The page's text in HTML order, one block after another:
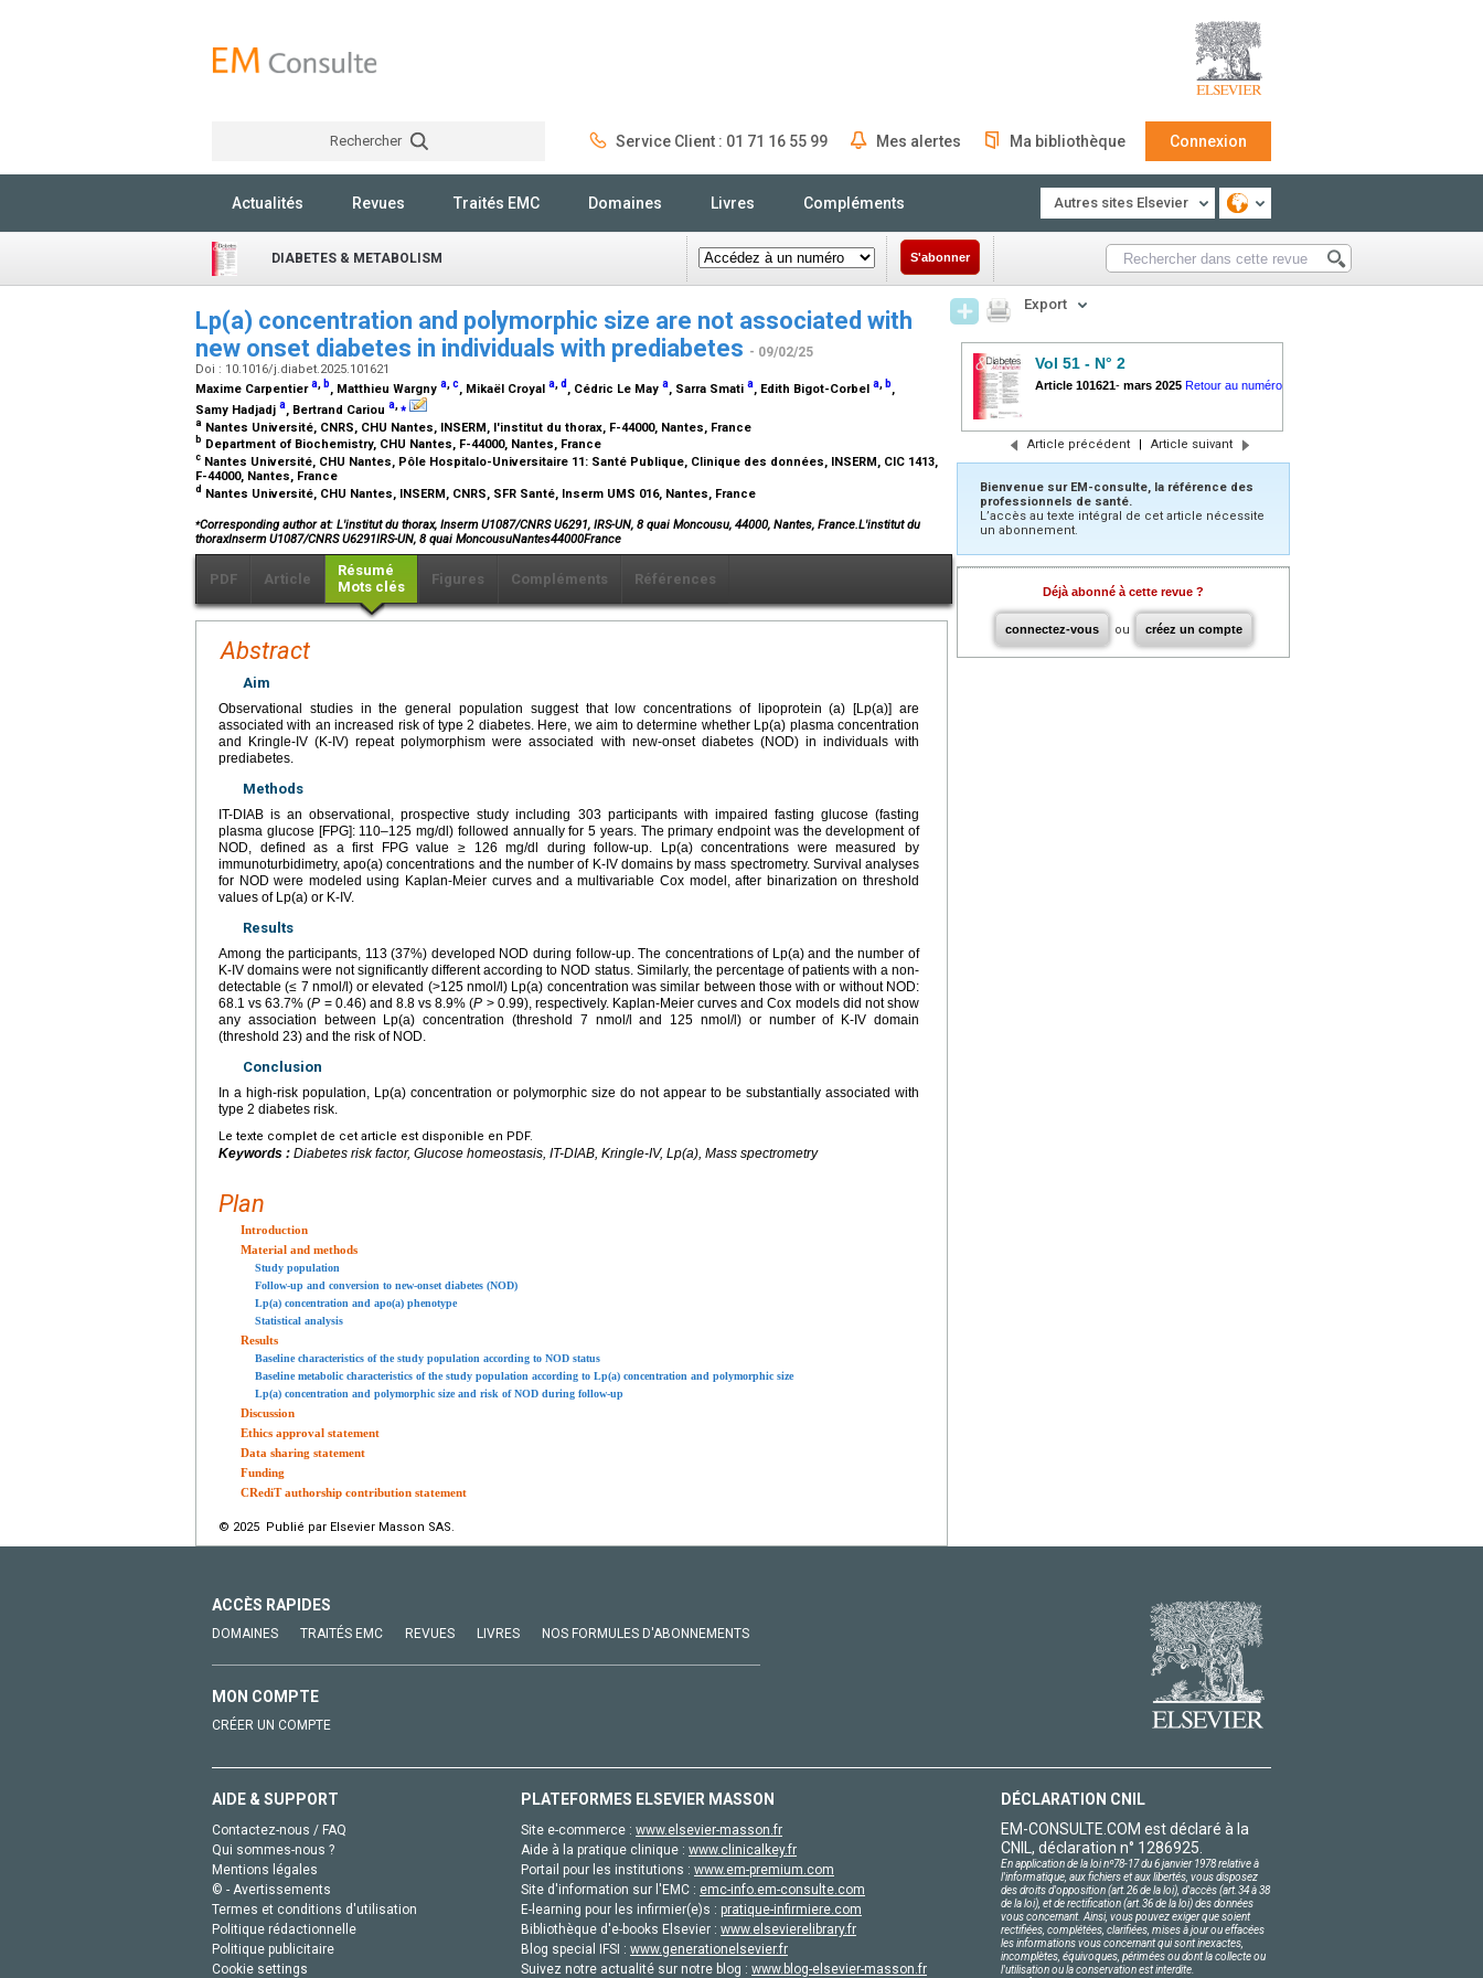
Rechercher Service Client : 01 71 16 55 99 Mes alertes Ma bibliothèque Connexion
Actualités Revues Traités EMC Domaines Livres Compléments Autres sites Elsevier
DIABETES & METABOLISM S'abonner
Lp(a) concentration and polymorphic size are not associated with
new onset diabetes in individuals with prediabetes - 09/02/25
Doi : 10.1016/j.diabet.2025.101621
Maxime Carpentiera b, Matthieu Wargny a c, Mikaël Croyal a d , Cédric Le May a, Sarra Smati a, Edith Bigot-Corbel a b,
Samy Hadjadj a, Bertrand Cariou a ⁎
a Nantes Université, CNRS, CHU Nantes, INSERM, l'institut du thorax, F-44000, Nantes, France
b Department of Biochemistry, CHU Nantes, F-44000, Nantes, France
c Nantes Université, CHU Nantes, Pôle Hospitalo-Universitaire 11: Santé Publique, Clinique des données, INSERM, CIC 1413,
F-44000, Nantes, France
d Nantes Université, CHU Nantes, INSERM, CNRS, SFR Santé, Inserm UMS 016, Nantes, France
⁎Corresponding author at: L'institut du thorax, Inserm U1087/CNRS U6291, IRS-UN, 8 quai Moncousu, 44000, Nantes, France.L'institut du
thoraxInserm U1087/CNRS U6291IRS-UN, 8 quai MoncousuNantes44000France
PDF Article
Résumé
Mots clés
Figures Compléments Références
Abstract
Aim
Observational studies in the general population suggest that low concentrations of lipoprotein (a) [Lp(a)] are
associated with an increased risk of type 2 diabetes. Here, we aim to determine whether Lp(a) plasma concentration
and Kringle-IV (K-IV) repeat polymorphism were associated with new-onset diabetes (NOD) in individuals with
prediabetes.
Methods
IT-DIAB is an observational, prospective study including 303 participants with impaired fasting glucose (fasting
plasma glucose [FPG]: 110–125 mg/dl) followed annually for 5 years. The primary endpoint was the development of
NOD, defined as a first FPG value ≥ 126 mg/dl during follow-up. Lp(a) concentrations were measured by
immunoturbidimetry, apo(a) concentrations and the number of K-IV domains by mass spectrometry. Survival analyses
for NOD were modeled using Kaplan-Meier curves and a multivariable Cox model, after binarization on threshold
values of Lp(a) or K-IV.
Results
Among the participants, 113 (37%) developed NOD during follow-up. The concentrations of Lp(a) and the number of
K-IV domains were not significantly different according to NOD status. Similarly, the percentage of patients with a non-
detectable (≤ 7 nmol/l) or elevated (>125 nmol/l) Lp(a) concentration was similar between those with or without NOD:
68.1 vs 63.7% (P = 0.46) and 8.8 vs 8.9% (P > 0.99), respectively. Kaplan-Meier curves and Cox models did not show
any association between Lp(a) concentration (threshold 7 nmol/l and 125 nmol/l) or number of K-IV domain
(threshold 23) and the risk of NOD.
Conclusion
In a high-risk population, Lp(a) concentration or polymorphic size do not appear to be substantially associated with
type 2 diabetes risk.
Le texte complet de cet article est disponible en PDF.
Keywords : Diabetes risk factor, Glucose homeostasis, IT-DIAB, Kringle-IV, Lp(a), Mass spectrometry
Plan
Introduction
Material and methods
Study population
Follow-up and conversion to new-onset diabetes (NOD)
Lp(a) concentration and apo(a) phenotype
Statistical analysis
Results
Baseline characteristics of the study population according to NOD status
Baseline metabolic characteristics of the study population according to Lp(a) concentration and polymorphic size
Lp(a) concentration and polymorphic size and risk of NOD during follow-up
Discussion
Ethics approval statement
Data sharing statement
Funding
CRediT authorship contribution statement
© 2025 Publié par Elsevier Masson SAS.
Export
Vol 51 - N° 2
Article 101621- mars 2025 Retour au numéro
Article précédent | Article suivant
Bienvenue sur EM-consulte, la référence des
professionnels de santé.
L’accès au texte intégral de cet article nécessite
un abonnement.
Déjà abonné à cette revue ?
connectez-vous ou créez un compte
ACCÈS RAPIDES
DOMAINES TRAITÉS EMC REVUES LIVRES NOS FORMULES D'ABONNEMENTS
MON COMPTE
CRÉER UN COMPTE
AIDE & SUPPORT
Contactez-nous / FAQ
Qui sommes-nous ?
Mentions légales
© - Avertissements
Termes et conditions d'utilisation
Politique rédactionnelle
Politique publicitaire
Cookie settings
PLATEFORMES ELSEVIER MASSON
Site e-commerce : www.elsevier-masson.fr
Aide à la pratique clinique : www.clinicalkey.fr
Portail pour les institutions : www.em-premium.com
Site d'information sur l'EMC : emc-info.em-consulte.com
E-learning pour les infirmier(e)s : pratique-infirmiere.com
Bibliothèque d'e-books Elsevier : www.elsevierelibrary.fr
Blog special IFSI : www.generationelsevier.fr
Suivez notre actualité sur notre blog : www.blog-elsevier-masson.fr
DÉCLARATION CNIL
EM-CONSULTE.COM est déclaré à la
CNIL, déclaration n° 1286925.
En application de la loi nº78-17 du 6 janvier 1978 relative à
l'informatique, aux fichiers et aux libertés, vous disposez
des droits d'opposition (art.26 de la loi), d'accès (art.34 à 38
de la loi), et de rectification (art.36 de la loi) des données
vous concernant. Ainsi, vous pouvez exiger que soient
rectifiées, complétées, clarifiées, mises à jour ou effacées
les informations vous concernant qui sont inexactes,
incomplètes, équivoques, périmées ou dont la collecte ou
l'utilisation ou la conservation est interdite.